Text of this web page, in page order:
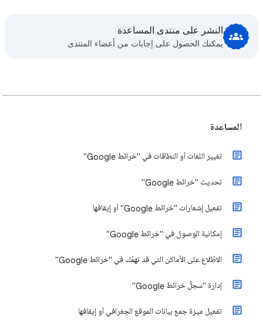
النشر على منتدى المساعدة
يمكنك الحصول على إجابات من أعضاء المنتدى
المساعدة
تغيير اللغات أو النطاقات في "خرائط Google"
تحديث "خرائط Google"
تفعيل إشعارات "خرائط Google" أو إيقافها
إمكانية الوصول في "خرائط Google"
الاطّلاع على الأماكن التي قد تهمّك في "خرائط Google"
إدارة "سجلّ خرائط Google"
تفعيل ميزة جمع بيانات الموقع الجغرافي أو إيقافها